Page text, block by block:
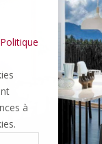
Politique
à